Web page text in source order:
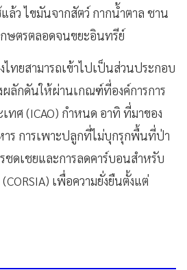
ว ไขมันจากสัตว์ กากน้ำตาล ชาน
กษตรตลอดจนขยะอินทรีย์
ทยสามารถเข้าไปเป็นส่วนประกอบ
ผลักดันให้ผ่านเกณฑ์ที่องค์การการ
ทศ (ICAO) กำหนด อาทิ ที่มาของ
ร การเพาะปลูกที่ไม่บุกรุกพื้นที่ป่า
ชดเชยและการลดคาร์บอนสำหรับ
เพื่อความยั่งยืนตั้งแต่